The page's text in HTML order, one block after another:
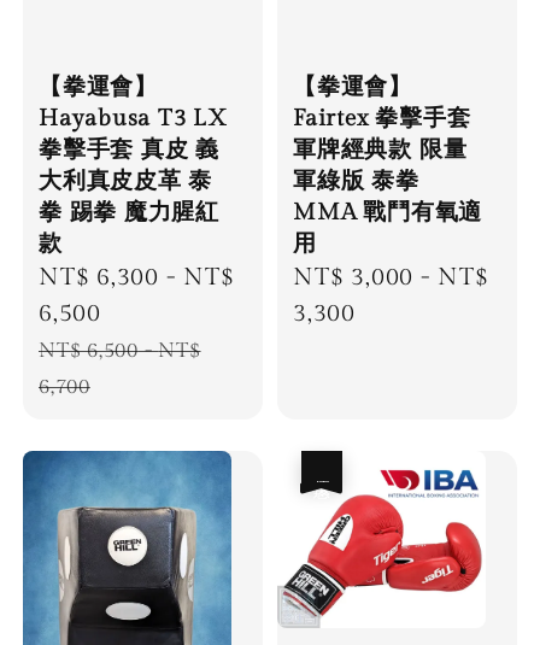
【拳運會】
Hayabusa T3 LX
拳擊手套 真皮 義
大利真皮皮革 泰
拳 踢拳 魔力腥紅
款
Sale
price
NT$ 6,300 - NT$
6,500
Regular
price
NT$ 6,500-NT$
6,700
【拳運會】
Fairtex 拳擊手套
軍牌經典款 限量
軍綠版 泰拳
MMA 戰鬥有氧適
用
Regular
price
NT$ 3,000 - NT$
3,300